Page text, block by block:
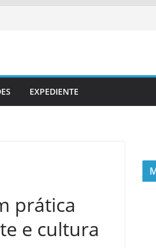
EXPEDIENTE
prática
e cultura